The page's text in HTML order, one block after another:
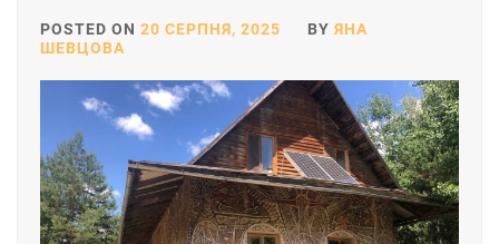
POSTED ON 20 СЕРПНЯ, 2025 BY ЯНА
ШЕВЦОВА